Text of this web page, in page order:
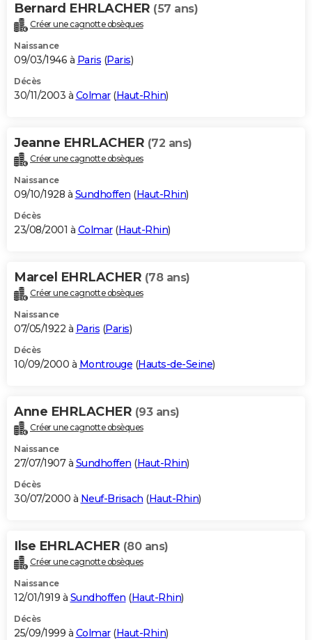
Bernard EHRLACHER (57 ans)
Créer une cagnotte obsèques
Naissance
09/03/1946 à Paris (Paris)
Décès
30/11/2003 à Colmar(Haut-Rhin)
Jeanne EHRLACHER (72 ans)
Créer une cagnotte obsèques
Naissance
09/10/1928 à Sundhoffen (Haut-Rhin)
Décès
23/08/2001 à Colmar(Haut-Rhin)
Marcel EHRLACHER (78 ans)
Créer une cagnotte obsèques
Naissance
07/05/1922 à Paris (Paris)
Décès
10/09/2000 à Montrouge (Hauts-de-Seine)
Anne EHRLACHER (93 ans)
Créer une cagnotte obsèques
Naissance
27/07/1907 à Sundhoffen (Haut-Rhin)
Décès
30/07/2000 à Neuf-Brisach (Haut-Rhin)
Ilse EHRLACHER (80 ans)
Créer une cagnotte obsèques
Naissance
12/01/1919 à Sundhoffen (Haut-Rhin)
Décès
25/09/1999 à Colmar(Haut-Rhin)